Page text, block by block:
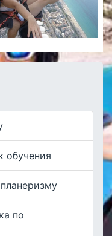
обучения
по